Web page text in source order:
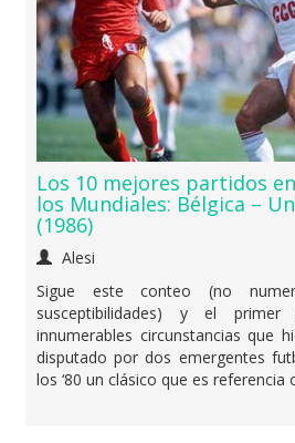
Los 10 mejores partidos
los Mundiales: Bélgica –
(1986)
Alesi
Sigue este conteo (no
susceptibilidades) y el primer
innumerables circunstancias que
disputado por dos emergentes
los ‘80 un clásico que es referencia